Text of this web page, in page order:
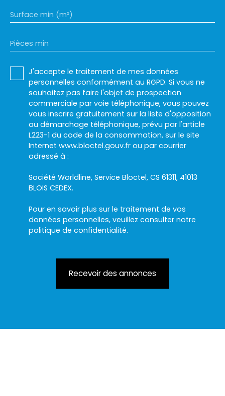
Surface min (m²)
Pièces min
J'accepte le traitement de mes données
personnelles conformément au RGPD. Si vous ne
souhaitez pas faire l'objet de prospection
commerciale par voie téléphonique, vous pouvez
vous inscrire gratuitement sur la liste d'opposition
au démarchage téléphonique, prévu par l'article
L223-1 du code de la consommation, sur le site
Internet www.bloctel.gouv.fr ou par courrier
adressé à :
Société Worldline, Service Bloctel, CS 61311, 41013
BLOIS CEDEX.
Pour en savoir plus sur le traitement de vos
données personnelles, veuillez consulter notre
politique de confidentialité.
Recevoir des annonces